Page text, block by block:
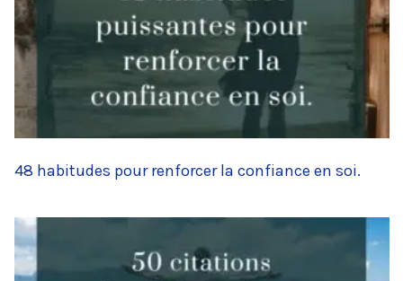
48 habitudes pour renforcer la confiance en soi.